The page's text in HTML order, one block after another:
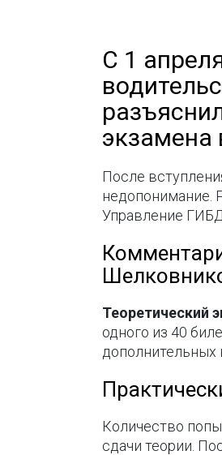
С 1
экзамена
После
недопонимание.
Управление
Теоретический
одного из 40
дополнительных
Количество
сдачи теории.